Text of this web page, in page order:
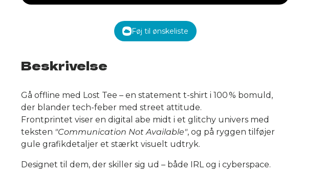
Føj til ønskeliste
Beskrivelse
Gå offline med Lost Tee – en statement t-shirt i 100 % bomuld,
der blander tech-feber med street attitude.
Frontprintet viser en digital abe midt i et glitchy univers med
teksten "Communication Not Available", og på ryggen tilføjer
gule grafikdetaljer et stærkt visuelt udtryk.
Designet til dem, der skiller sig ud – både IRL og i cyberspace.